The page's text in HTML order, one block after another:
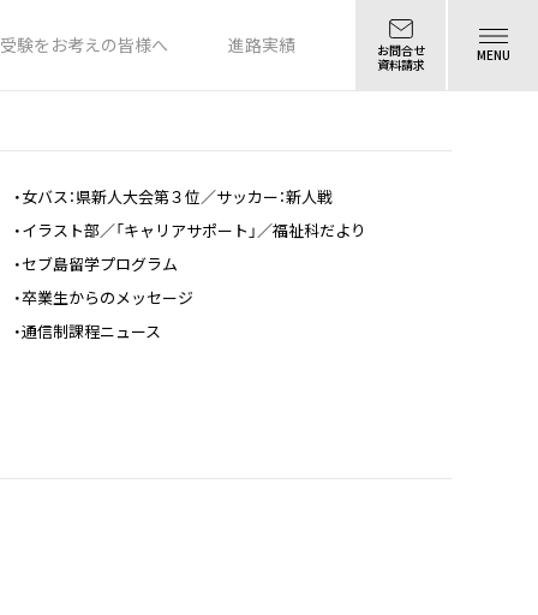
受験をお考えの皆様へ 進路実績
お問合せ
資料請求
MENU
・女バス：県新人大会第３位／サッカー：新人戦
・イラスト部／「キャリアサポート」／福祉科だより
・セブ島留学プログラム
・卒業生からのメッセージ
・通信制課程ニュース